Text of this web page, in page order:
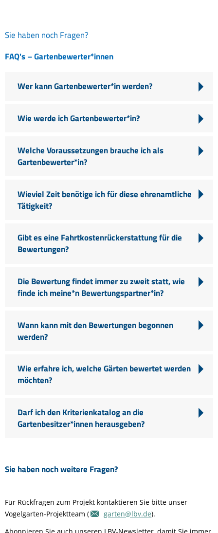
Sie haben noch Fragen?
FAQ's – Gartenbewerter*innen
Wer kann Gartenbewerter*in werden?
Wie werde ich Gartenbewerter*in?
Welche Voraussetzungen brauche ich als
Gartenbewerter*in?
Wieviel Zeit benötige ich für diese ehrenamtliche
Tätigkeit?
Gibt es eine Fahrtkostenrückerstattung für die
Bewertungen?
Die Bewertung findet immer zu zweit statt, wie
finde ich meine*n Bewertungspartner*in?
Wann kann mit den Bewertungen begonnen
werden?
Wie erfahre ich, welche Gärten bewertet werden
möchten?
Darf ich den Kriterienkatalog an die
Gartenbesitzer*innen herausgeben?
Sie haben noch weitere Fragen?
Für Rückfragen zum Projekt kontaktieren Sie bitte unser
Vogelgarten-Projektteam (
garten@lbv.de).
Abonnieren Sie auch unseren LBV-Newsletter, damit Sie immer